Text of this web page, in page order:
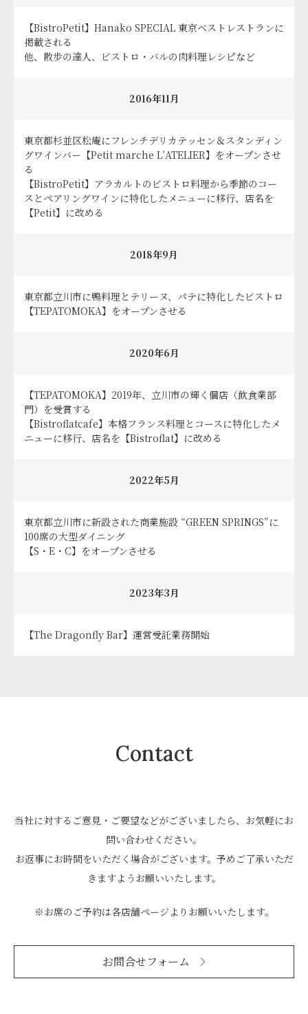
【BistroPetit】Hanako SPECIAL 東京ベストレストランに
掲載される
他、散歩の達人、ビストロ・バルの肉料理レシピなど
2016年11月
東京都杉並区松庵にフレンチデリカテッセン＆スタンディン
グワインバー【Petit marche L’ATELIER】をオープンさせ
る
【BistroPetit】アラカルトのビストロ料理から季節のコー
スとペアリングワインに特化したメニューに移行、店名を
【Petit】に改める
2018年9月
東京都立川市に鴨料理とテリーヌ、パテに特化したビストロ
【TEPATOMOKA】をオープンさせる
2020年6月
【TEPATOMOKA】2019年、立川市の輝く個店（飲食業部
門）を受賞する
【Bistroflatcafe】本格フランス料理とコースに特化したメ
ニューに移行、店名を【Bistroflat】に改める
2022年5月
東京都立川市に新設された商業施設 “GREEN SPRINGS”に
100席の大型ダイニング
【S・E・C】をオープンさせる
2023年3月
【The Dragonfly Bar】運営受託業務開始
Contact
当社に対するご意見・ご要望などがございましたら、お気軽にお
問い合わせください。
お返事にお時間をいただく場合がございます。予めご了承いただ
きますようお願いいたします。
※お席のご予約は各店舗ページよりお願いいたします。
お問合せフォーム